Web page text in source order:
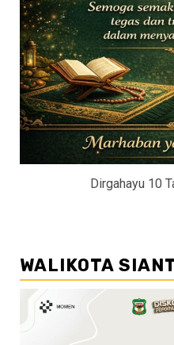
Dirgahayu 10
WALIKOTA